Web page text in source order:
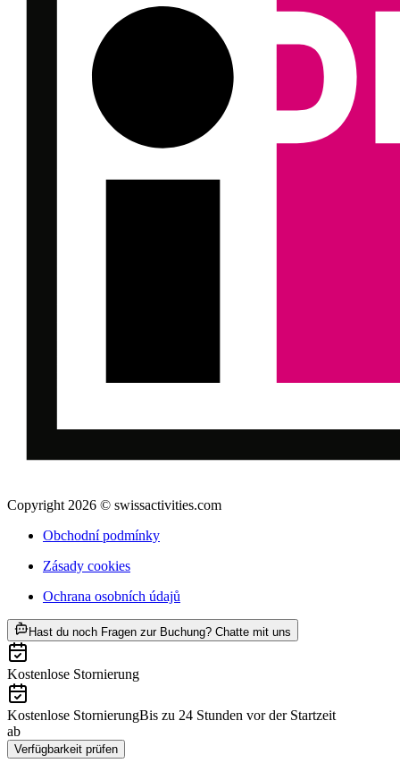
Copyright 2026 © swissactivities.com
Obchodní podmínky
Zásady cookies
Ochrana osobních údajů
Hast du noch Fragen zur Buchung? Chatte mit uns
Kostenlose Stornierung
Kostenlose StornierungBis zu 24 Stunden vor der Startzeit
ab
Verfügbarkeit prüfen